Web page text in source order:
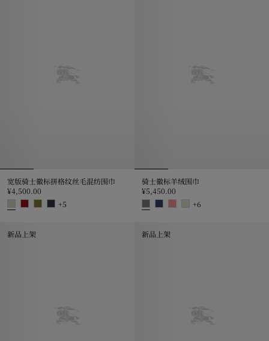
宽版骑士徽标拼格纹丝毛混纺围巾
¥4,500.00
+5
骑士徽标羊绒围巾
¥5,450.00
+6
新品上架 新品上架